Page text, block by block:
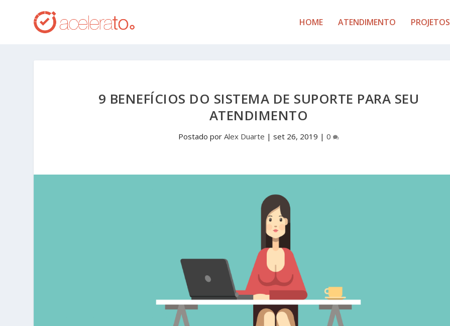
HOME ATENDIMENTO PROJETOS
9 BENEFÍCIOS DO SISTEMA DE SUPORTE PARA SEU
ATENDIMENTO
Postado por Alex Duarte | set 26, 2019 | 0